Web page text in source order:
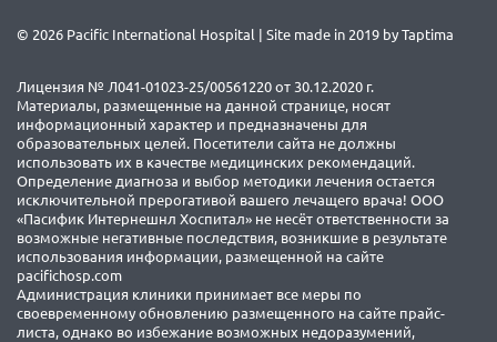
© 2026 Pacific International Hospital | Site made in 2019 by Taptima
Лицензия № Л041-01023-25/00561220 от 30.12.2020 г.
Материалы, размещенные на данной странице, носят
информационный характер и предназначены для
образовательных целей. Посетители сайта не должны
использовать их в качестве медицинских рекомендаций.
Определение диагноза и выбор методики лечения остается
исключительной прерогативой вашего лечащего врача! ООО
«Пасифик Интернешнл Хоспитал» не несёт ответственности за
возможные негативные последствия, возникшие в результате
использования информации, размещенной на сайте
pacifichosp.com
Администрация клиники принимает все меры по
своевременному обновлению размещенного на сайте прайс-
листа, однако во избежание возможных недоразумений,